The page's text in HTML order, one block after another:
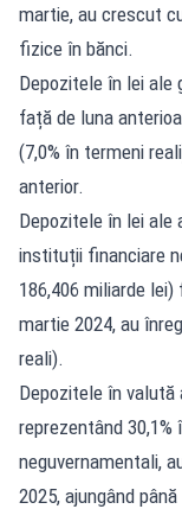
martie, au crescut
fizice în bănci.
Depozitele în lei ale
față de luna
(7,0% în termeni
anterior.
Depozitele în lei
instituții financiare
186,406 miliarde
martie 2024, au
reali).
Depozitele în valută
reprezentând
neguvernamentali,
2025, ajungând